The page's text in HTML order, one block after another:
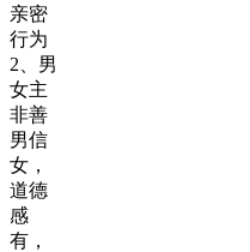
亲密
行为
2、男
女主
非善
男信
女，
道德
感
有，